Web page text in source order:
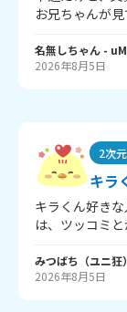
お兄ちゃんが
が好き？ ②推
全な人ごめんなさい ③名言！
てね！
名無しちゃん -
2026年8月5日
2次
キラ
キラくん好き
は、ツッコミ
は、ショート動
マった！ キラ
みつばち（ユニ狂）
2026年8月5日